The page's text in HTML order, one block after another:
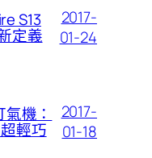
S13
定義
2017-
01-24
機：
輕巧
2017-
01-18